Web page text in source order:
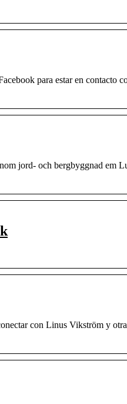
para estar en contacto
jord- och bergbyggnad em
con Linus Vikström y